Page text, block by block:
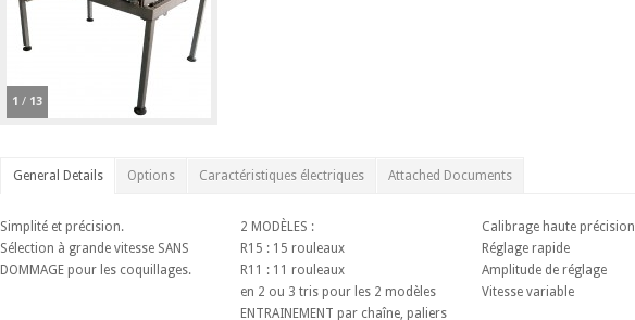
1 / 13
General Details Options Caractéristiques électriques Attached Documents
Simplité et précision.
Sélection à grande vitesse SANS
DOMMAGE pour les coquillages.
2 MODÈLES :
R15 : 15 rouleaux
R11 : 11 rouleaux
en 2 ou 3 tris pour les 2 modèles
ENTRAINEMENT par chaîne, paliers
Calibrage haute précision
Réglage rapide
Amplitude de réglage
Vitesse variable